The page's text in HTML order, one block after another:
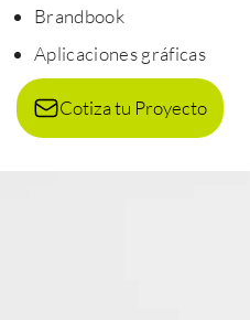
Brandbook
Aplicaciones gráficas
Cotiza tu Proyecto